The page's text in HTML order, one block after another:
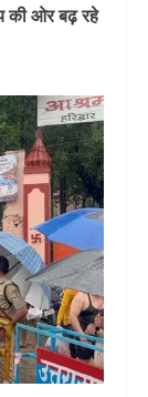
की ओर बढ़ रहे